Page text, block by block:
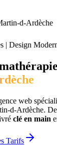
d-Ardèche
| Design
web
d-Ardèche.
clé en main
Tarifs